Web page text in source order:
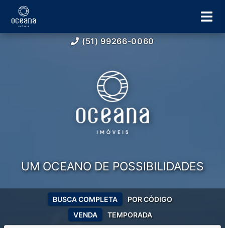
(51) 99266-0060
UM OCEANO DE POSSIBILIDADES
VENDA TEMPORADA
BUSCA COMPLETA POR CÓDIGO